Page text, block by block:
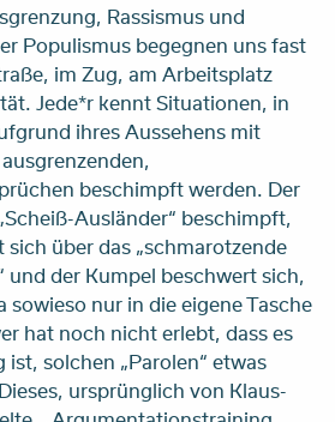
Rassismus und
Populismus begegnen uns fast
im Zug, am Arbeitsplatz
Jede*r kennt Situationen, in
ihres Aussehens mit
beschimpft werden. Der
Ausländer“ beschimpft,
über das „schmarotzende
und der Kumpel beschwert sich,
sowieso nur in die eigene Tasche
hat noch nicht erlebt, dass es
solchen „Parolen“ etwas
ursprünglich von Klaus-